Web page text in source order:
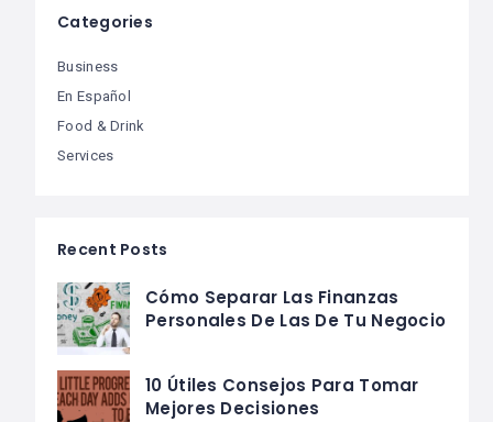
Categories
Business
En Español
Food & Drink
Services
Recent Posts
Cómo Separar Las Finanzas
Personales De Las De Tu Negocio
10 Útiles Consejos Para Tomar
Mejores Decisiones